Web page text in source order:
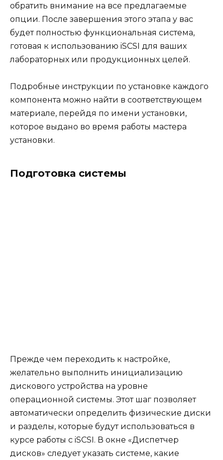
обратить внимание на все предлагаемые
опции. После завершения этого этапа у вас
будет полностью функциональная система,
готовая к использованию iSCSI для ваших
лабораторных или продукционных целей.
Подробные инструкции по установке каждого
компонента можно найти в соответствующем
материале, перейдя по имени установки,
которое выдано во время работы мастера
установки.
Подготовка системы
Прежде чем переходить к настройке,
желательно выполнить инициализацию
дискового устройства на уровне
операционной системы. Этот шаг позволяет
автоматически определить физические диски
и разделы, которые будут использоваться в
курсе работы с iSCSI. В окне «Диспетчер
дисков» следует указать системе, какие